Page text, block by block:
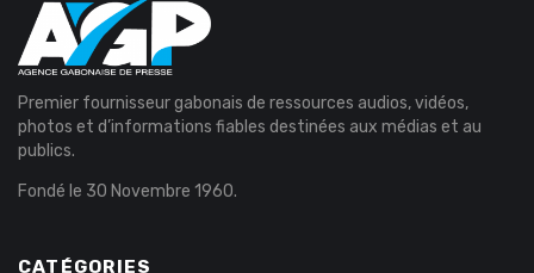
Premier fournisseur gabonais de ressources audios, vidéos,
photos et d’informations fiables destinées aux médias et au
publics.
Fondé le 30 Novembre 1960.
CATÉGORIES